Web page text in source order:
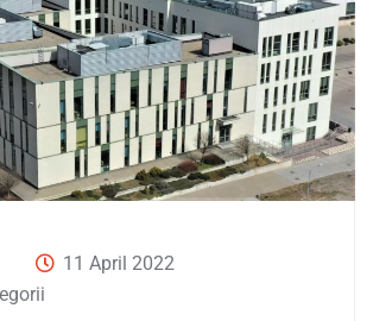
11 April 2022